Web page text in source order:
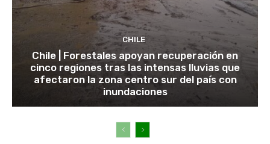
CHILE
Chile | Forestales apoyan recuperación en
cinco regiones tras las intensas lluvias que
afectaron la zona centro sur del país con
inundaciones